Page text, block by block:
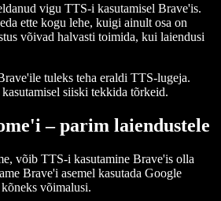
vigu TTS-i kasutamisel Brave'is.
ette kogu lehe, kuigi ainult osa on
võivad halvasti toimida, kui laiendusi
tuleks teha eraldi TTS-lugeja.
siiski tekkida tõrkeid.
– parim laiendustele
võib TTS-i kasutamine Bra­ve'is olla
Bra­ve'i asemel kasutada Google
võimalusi.